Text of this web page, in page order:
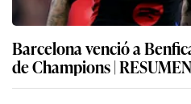
Barcelona venció a
de Champions |